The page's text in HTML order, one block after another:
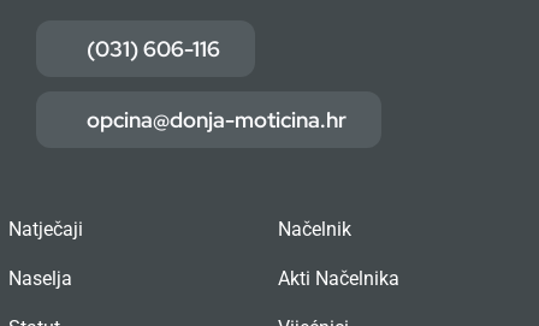
(031) 606-116
opcina@donja-moticina.hr
Natječaji
Naselja
Načelnik
Akti Načelnika